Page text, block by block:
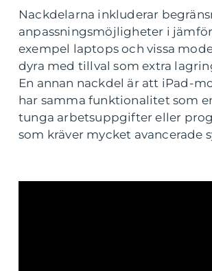
Nackdelarna inkluderar
anpassningsmöjligheter i
exempel laptops och vissa
dyra med tillval som extra
En annan nackdel är att iPad-
har samma funktionalitet som
tunga arbetsuppgifter eller
som kräver mycket avancerade